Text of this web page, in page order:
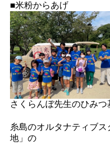
■米粉からあげ
さくらんぼ先生のひみつ
糸島のオルタナティブ
地」の